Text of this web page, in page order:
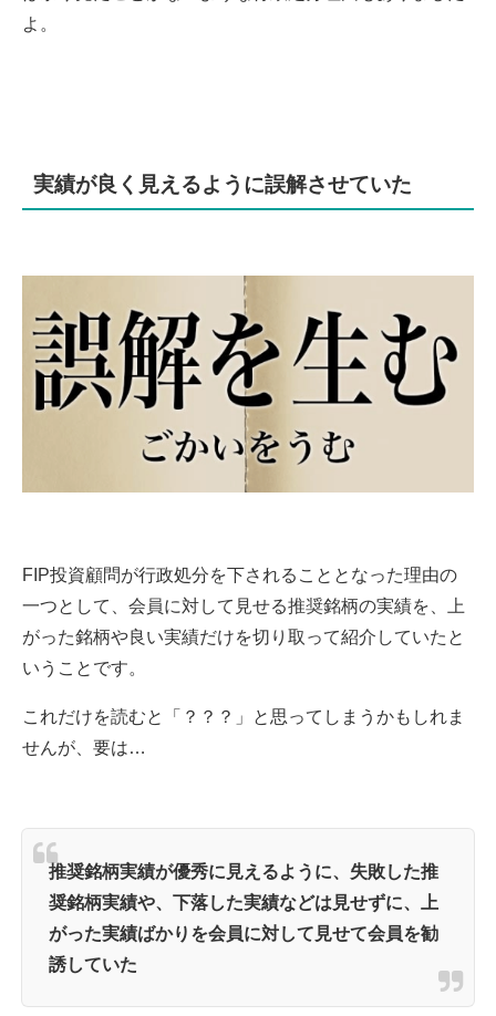
よ。
実績が良く見えるように誤解させていた
FIP投資顧問が行政処分を下されることとなった理由の
一つとして、会員に対して見せる推奨銘柄の実績を、上
がった銘柄や良い実績だけを切り取って紹介していたと
いうことです。
これだけを読むと「？？？」と思ってしまうかもしれま
せんが、要は…
推奨銘柄実績が優秀に見えるように、失敗した推
奨銘柄実績や、下落した実績などは見せずに、上
がった実績ばかりを会員に対して見せて会員を勧
誘していた